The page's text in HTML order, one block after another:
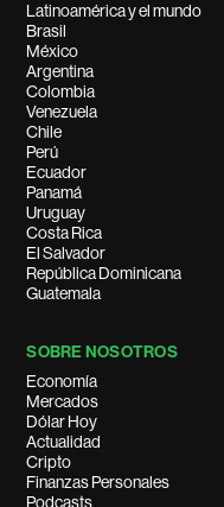
Latinoamérica y el mundo
Brasil
México
Argentina
Colombia
Venezuela
Chile
Perú
Ecuador
Panamá
Uruguay
Costa Rica
El Salvador
República Dominicana
Guatemala
SOBRE NOSOTROS
Economía
Mercados
Dólar Hoy
Actualidad
Cripto
Finanzas Personales
Podcasts